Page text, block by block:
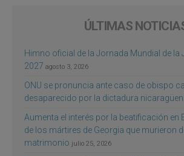
ÚLTIMAS
Himno oficial de la Jornada Mundial de la
2027 agosto 3, 2026
ONU se pronuncia ante caso de obispo
desaparecido por la dictadura
Aumenta el interés por la beatificación en
de los mártires de Georgia que murieron
matrimonio julio 25, 2026